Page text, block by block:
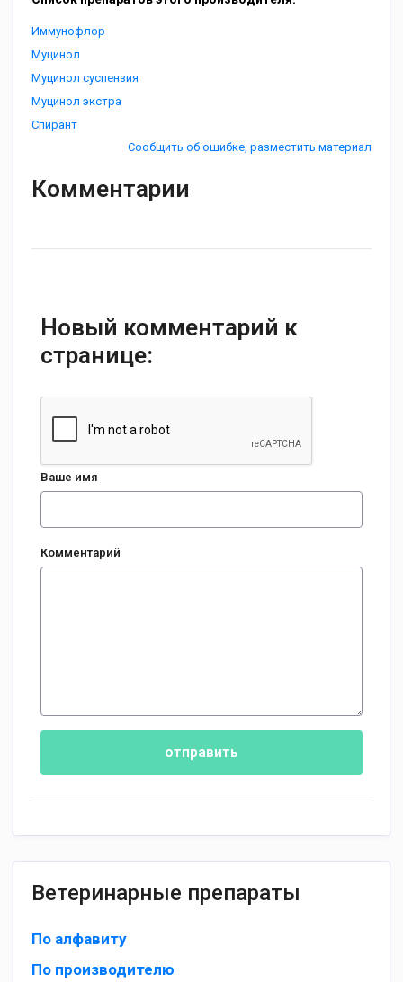
Иммунофлор
Муцинол
Муцинол суспензия
Муцинол экстра
Спирант
Сообщить об ошибке, разместить материал
Комментарии
Новый комментарий к
странице:
Ваше имя
Комментарий
отправить
Ветеринарные препараты
По алфавиту
По производителю